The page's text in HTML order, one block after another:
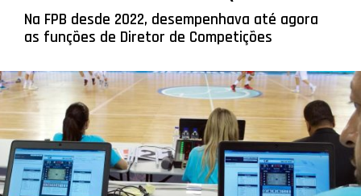
Na FPB desde 2022, desempenhava até agora
as funções de Diretor de Competições